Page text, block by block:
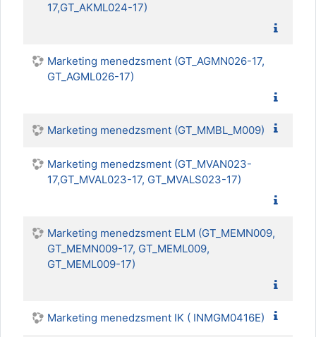
17,GT_AKML024-17)
Marketing menedzsment (GT_AGMN026-17,
GT_AGML026-17)
Marketing menedzsment (GT_MMBL_M009)
Marketing menedzsment (GT_MVAN023-
17,GT_MVAL023-17, GT_MVALS023-17)
Marketing menedzsment ELM (GT_MEMN009,
GT_MEMN009-17, GT_MEML009,
GT_MEML009-17)
Marketing menedzsment IK ( INMGM0416E)